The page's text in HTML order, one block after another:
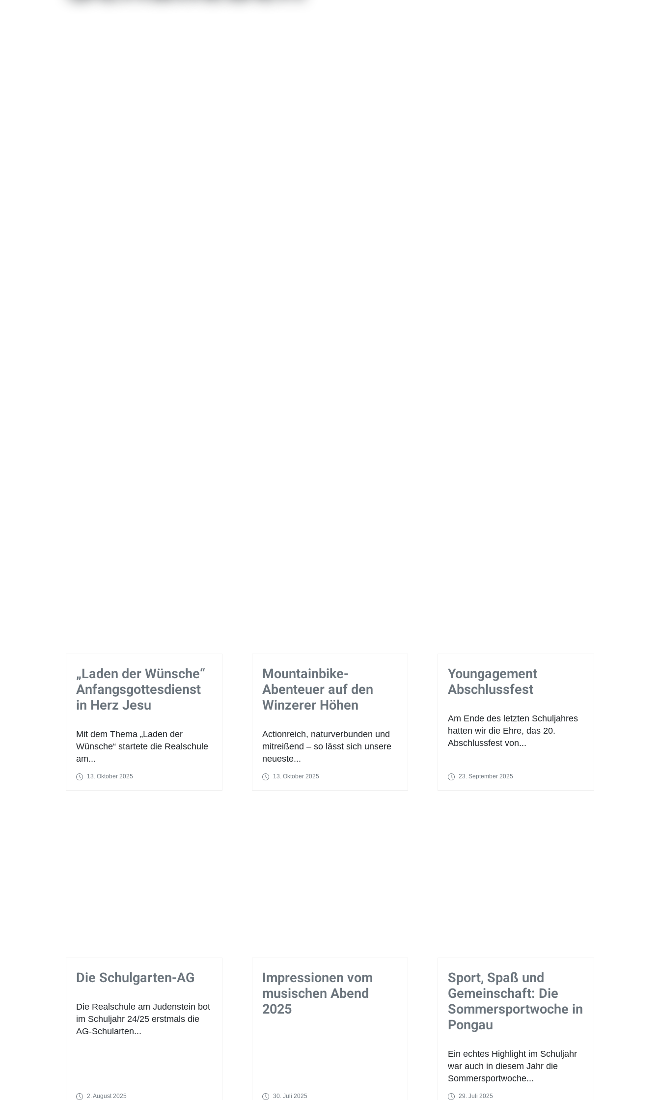
„Laden der Wünsche“
Anfangsgottesdienst
in Herz Jesu
Mit dem Thema „Laden der
Wünsche“ startete die Realschule
am...
13. Oktober 2025
Mountainbike-
Abenteuer auf den
Winzerer Höhen
Actionreich, naturverbunden und
mitreißend – so lässt sich unsere
neueste...
13. Oktober 2025
Youngagement
Abschlussfest
Am Ende des letzten Schuljahres
hatten wir die Ehre, das 20.
Abschlussfest von...
23. September 2025
Die Schulgarten-AG
Die Realschule am Judenstein bot
im Schuljahr 24/25 erstmals die
AG-Schularten...
2. August 2025
Impressionen vom
musischen Abend
2025
30. Juli 2025
Sport, Spaß und
Gemeinschaft: Die
Sommersportwoche in
Pongau
Ein echtes Highlight im Schuljahr
war auch in diesem Jahr die
Sommersportwoche...
29. Juli 2025